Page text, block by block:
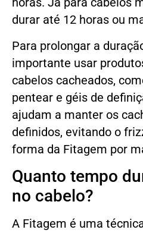
horas. Já para cabelos
durar até 12 horas ou
Para prolongar a
importante usar
cabelos cacheados,
pentear e géis de
ajudam a manter os
definidos, evitando o
forma da Fitagem por
Quanto tempo
no cabelo?
A Fitagem é uma